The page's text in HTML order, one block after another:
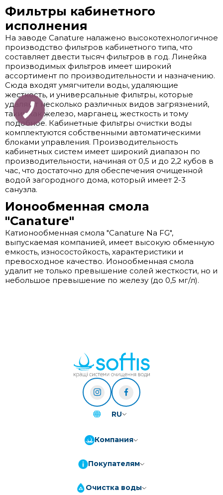
Фильтры кабинетного
исполнения
На заводе Canature налажено высокотехнологичное
производство фильтров кабинетного типа, что
составляет двести тысяч фильтров в год. Линейка
производимых фильтров имеет широкий
ассортимент по производительности и назначению.
Сюда входят умягчители воды, удаляющие
жесткость, и универсальные фильтры, которые
удаляют несколько различных видов загрязнений,
таких как железо, марганец, жесткость и тому
подобное. Кабинетные фильтры очистки воды
комплектуются собственными автоматическими
блоками управления. Производительность
кабинетных систем имеет широкий диапазон по
производительности, начиная от 0,5 и до 2,2 кубов в
час, что достаточно для обеспечения очищенной
водой загородного дома, который имеет 2-3
санузла.
Ионообменная смола
"Canature"
Катионообменная смола "Canature Na FG",
выпускаемая компанией, имеет высокую обменную
емкость, износостойкость, характеристики и
превосходное качество. Ионообменная смола
удалит не только превышение солей жесткости, но и
небольшое превышение по железу (до 0,5 мг/л).
RU
Компания
Покупателям
Очистка воды